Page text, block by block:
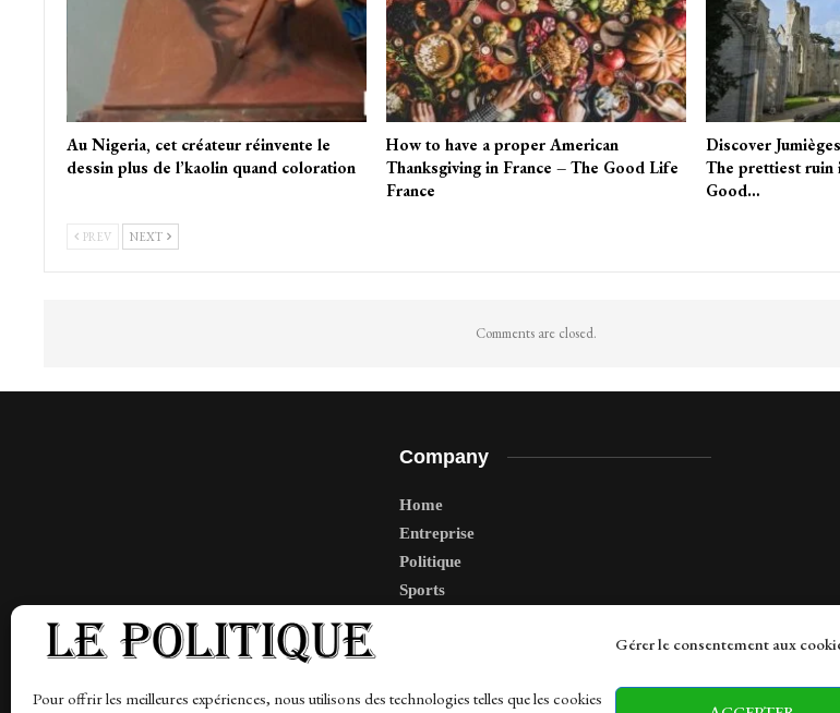
Gérer le consentement aux
Pour offrir les meilleures expériences, nous utilisons des technologies telles que les cookies
Au Nigeria, cet créateur réinvente le
dessin plus de l’kaolin quand coloration
How to have a proper American
Thanksgiving in France – The Good Life
France
Discover
The prettiest ruin
Good…
PREV NEXT
Comments are closed.
Company
Home
Entreprise
Politique
Sports